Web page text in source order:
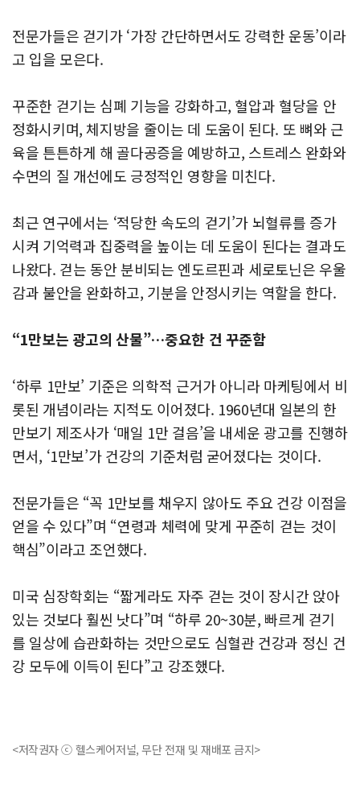
전문가들은 걷기가 ‘가장 간단하면서도 강력한 운동’이라
고 입을 모은다.
꾸준한 걷기는 심폐 기능을 강화하고, 혈압과 혈당을 안
정화시키며, 체지방을 줄이는 데 도움이 된다. 또 뼈와 근
육을 튼튼하게 해 골다공증을 예방하고, 스트레스 완화와
수면의 질 개선에도 긍정적인 영향을 미친다.
최근 연구에서는 ‘적당한 속도의 걷기’가 뇌혈류를 증가
시켜 기억력과 집중력을 높이는 데 도움이 된다는 결과도
나왔다. 걷는 동안 분비되는 엔도르핀과 세로토닌은 우울
감과 불안을 완화하고, 기분을 안정시키는 역할을 한다.
“1만보는 광고의 산물”…중요한 건 꾸준함
‘하루 1만보’ 기준은 의학적 근거가 아니라 마케팅에서 비
롯된 개념이라는 지적도 이어졌다. 1960년대 일본의 한
만보기 제조사가 ‘매일 1만 걸음’을 내세운 광고를 진행하
면서, ‘1만보’가 건강의 기준처럼 굳어졌다는 것이다.
전문가들은 “꼭 1만보를 채우지 않아도 주요 건강 이점을
얻을 수 있다”며 “연령과 체력에 맞게 꾸준히 걷는 것이
핵심”이라고 조언했다.
미국 심장학회는 “짧게라도 자주 걷는 것이 장시간 앉아
있는 것보다 훨씬 낫다”며 “하루 20~30분, 빠르게 걷기
를 일상에 습관화하는 것만으로도 심혈관 건강과 정신 건
강 모두에 이득이 된다”고 강조했다.
<저작권자 ⓒ 헬스케어저널, 무단 전재 및 재배포 금지>